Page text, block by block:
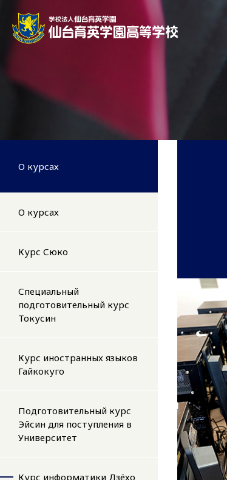
О курсах
О курсах
Курс Сюко
Специальный
подготовительный курс
Токусин
Курс иностранных языков
Гайкокуго
Подготовительный курс
Эйсин для поступления в
Университет
Курс информатики Дзёхо